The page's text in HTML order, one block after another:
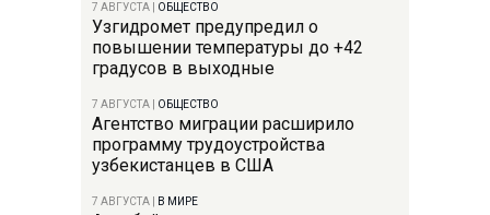
7 АВГУСТА ОБЩЕСТВО
Узгидромет предупредил о
повышении температуры до +42
градусов в выходные
7 АВГУСТА ОБЩЕСТВО
Агентство миграции расширило
программу трудоустройства
узбекистанцев в США
7 АВГУСТА В МИРЕ